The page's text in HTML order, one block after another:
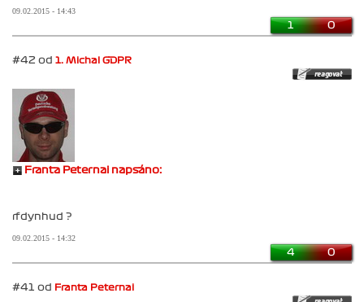
09.02.2015 - 14:43
1 0
#42 od 1. Michal GDPR
Franta Peternai napsáno:
rfdynhud ?
09.02.2015 - 14:32
4 0
#41 od Franta Peternai